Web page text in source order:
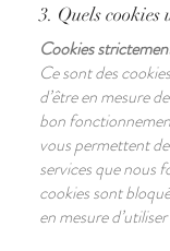
3. Quels cookies
Cookies
Ce sont des
d’être en mesure
bon
vous permettent
services que nous
cookies sont
en mesure